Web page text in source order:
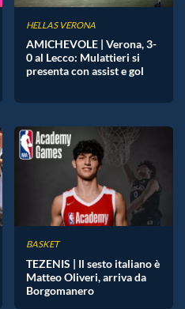
HELLAS VERONA
AMICHEVOLE | Verona, 3-
0 al Lecco: Mulattieri si
presenta con assist e gol
BASKET
TEZENIS | Il sesto italiano è
Matteo Oliveri, arriva da
Borgomanero